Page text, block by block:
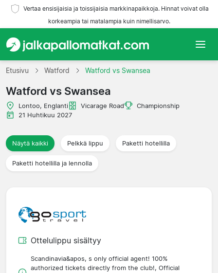
Vertaa ensisijaisia ja toissijaisia markkinapaikkoja. Hinnat voivat olla
korkeampia tai matalampia kuin nimellisarvo.
Etusivu
Joukkueet
Liigat
Matkatoimistoja
Etusivu Watford Watford vs Swansea
Watford vs Swansea
Lontoo, Englanti Vicarage Road
Championship
21 Huhtikuu 2027
Näytä kaikki Pelkkä lippu Paketti hotellilla
Paketti hotellilla ja lennolla
Ottelulippu sisältyy
Scandinavia&apos, s only official agent! 100%
authorized tickets directly from the club!, Official